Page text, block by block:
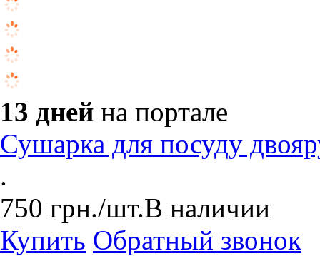
13 дней на портале
Сушарка для посуду
.
750 грн./шт.В наличии
Купить Обратный звонок